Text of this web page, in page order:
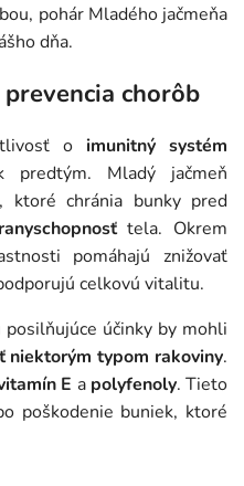
pohár Mladého jačmeňa
dňa.
chorôb
oimunitný systém
predtým. Mladý jačmeň
, ktoré chránia bunky pred
tela. Okrem
pomáhajú znižovať
celkovú vitalitu.
účinky by mohli
niektorým typom rakoviny.
E a polyfenoly. Tieto
poškodenie buniek, ktoré